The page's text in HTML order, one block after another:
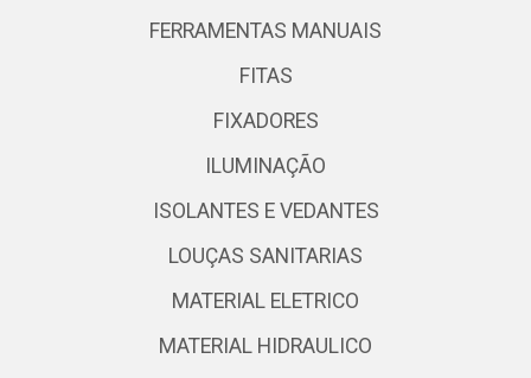
FERRAMENTAS MANUAIS
FITAS
FIXADORES
ILUMINAÇÃO
ISOLANTES E VEDANTES
LOUÇAS SANITARIAS
MATERIAL ELETRICO
MATERIAL HIDRAULICO